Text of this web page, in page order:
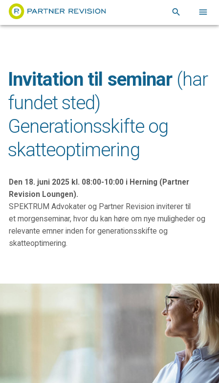
search menu
Invitation til seminar (har
fundet sted)
Generationsskifte og
skatteoptimering
Den 18. juni 2025 kl. 08:00-10:00 i Herning (Partner
Revision Loungen).
SPEKTRUM Advokater og Partner Revision inviterer til
et morgenseminar, hvor du kan høre om nye muligheder og
relevante emner inden for generationsskifte og
skatteoptimering.